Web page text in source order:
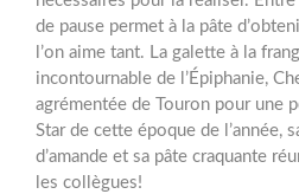
de pause permet à la pâte
l’on aime tant. La galette à la
incontournable de l’Épiphanie,
agrémentée de Touron pour une
Star de cette époque de l’année,
d’amande et sa pâte craquante
les collègues!